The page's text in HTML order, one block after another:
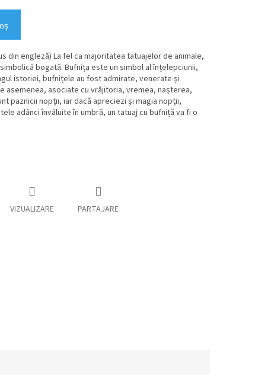
din engleză) La fel ca majoritatea tatuajelor de animale,
bogată. Bufnița este un simbol al înțelepciunii,
istoriei, bufnițele au fost admirate, venerate și
asemenea, asociate cu vrăjitoria, vremea, nașterea,
paznicii nopții, iar dacă apreciezi și magia nopții,
adânci învăluite în umbră, un tatuaj cu bufniță va fi o
VIZUALIZARE PARTAJARE